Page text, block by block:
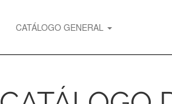
CATÁLOGO GENERAL